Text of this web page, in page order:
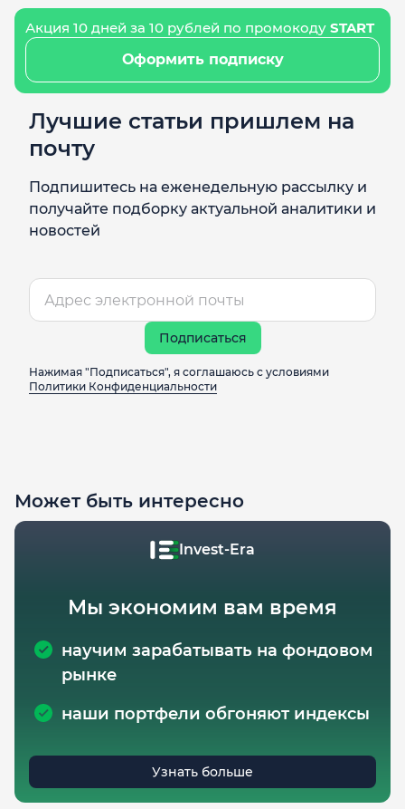
Акция 10 дней за 10 рублей по промокоду START
Оформить подписку
Лучшие статьи пришлем на
почту
Подпишитесь на еженедельную рассылку и
получайте подборку актуальной аналитики и
новостей
Подписаться
Нажимая "Подписаться", я соглашаюсь с условиями
Политики Конфиденциальности
Может быть интересно
Invest-Era
Мы экономим вам время
научим зарабатывать на фондовом
рынке
наши портфели обгоняют индексы
Узнать больше